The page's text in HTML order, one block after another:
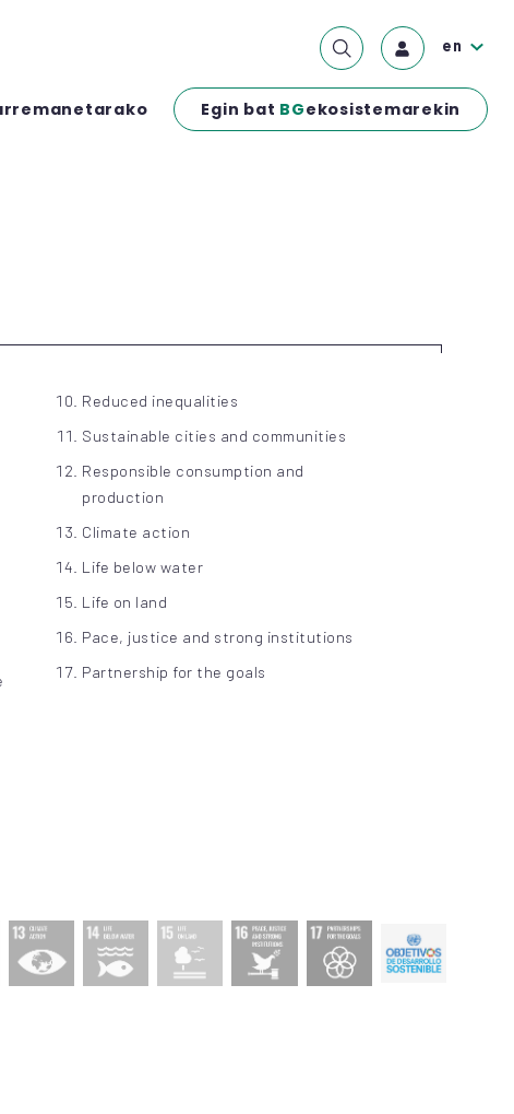
Egin bat BGekosistemarekin
en
Reduced inequalities
Sustainable cities and communities
Responsible consumption and
production
Climate action
Life below water
Life on land
Pace, justice and strong institutions
Partnership for the goals